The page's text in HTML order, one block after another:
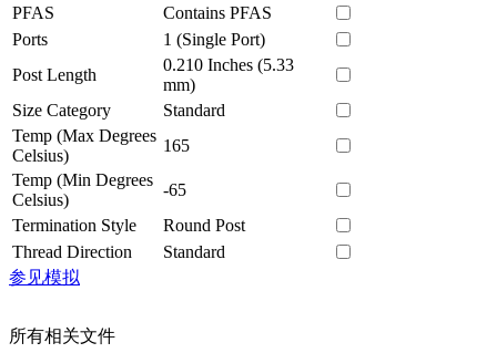
PFAS
Contains PFAS
Ports
1 (Single Port)
Post Length
0.210 Inches (5.33
mm)
Size Category
Standard
Temp (Max Degrees
Celsius)
165
Temp (Min Degrees
Celsius)
-65
Termination Style
Round Post
Thread Direction
Standard
参见模拟
所有相关文件